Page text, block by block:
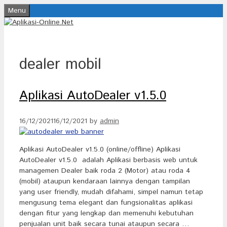
Skip
to
Menu
dealer mobil
Aplikasi AutoDealer v1.5.0
16/12/202116/12/2021 by admin
Aplikasi AutoDealer v1.5.0 (online/offline) Aplikasi
AutoDealer v1.5.0 adalah Aplikasi berbasis web untuk
managemen Dealer baik roda 2 (Motor) atau roda 4
(mobil) ataupun kendaraan lainnya dengan tampilan
yang user friendly, mudah difahami, simpel namun tetap
mengusung tema elegant dan fungsionalitas aplikasi
dengan fitur yang lengkap dan memenuhi kebutuhan
penjualan unit baik secara tunai ataupun secara …